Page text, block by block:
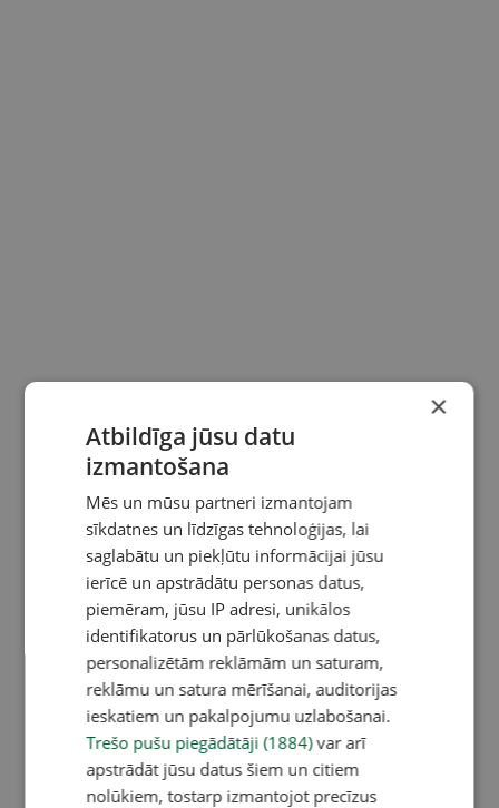
×
Atbildīga jūsu datu
izmantošana
Mēs un mūsu partneri izmantojam
sīkdatnes un līdzīgas tehnoloģijas, lai
saglabātu un piekļūtu informācijai jūsu
ierīcē un apstrādātu personas datus,
piemēram, jūsu IP adresi, unikālos
identifikatorus un pārlūkošanas datus,
personalizētām reklāmām un saturam,
reklāmu un satura mērīšanai, auditorijas
ieskatiem un pakalpojumu uzlabošanai.
Trešo pušu piegādātāji (1884)var arī
apstrādāt jūsu datus šiem un citiem
nolūkiem, tostarp izmantojot precīzus